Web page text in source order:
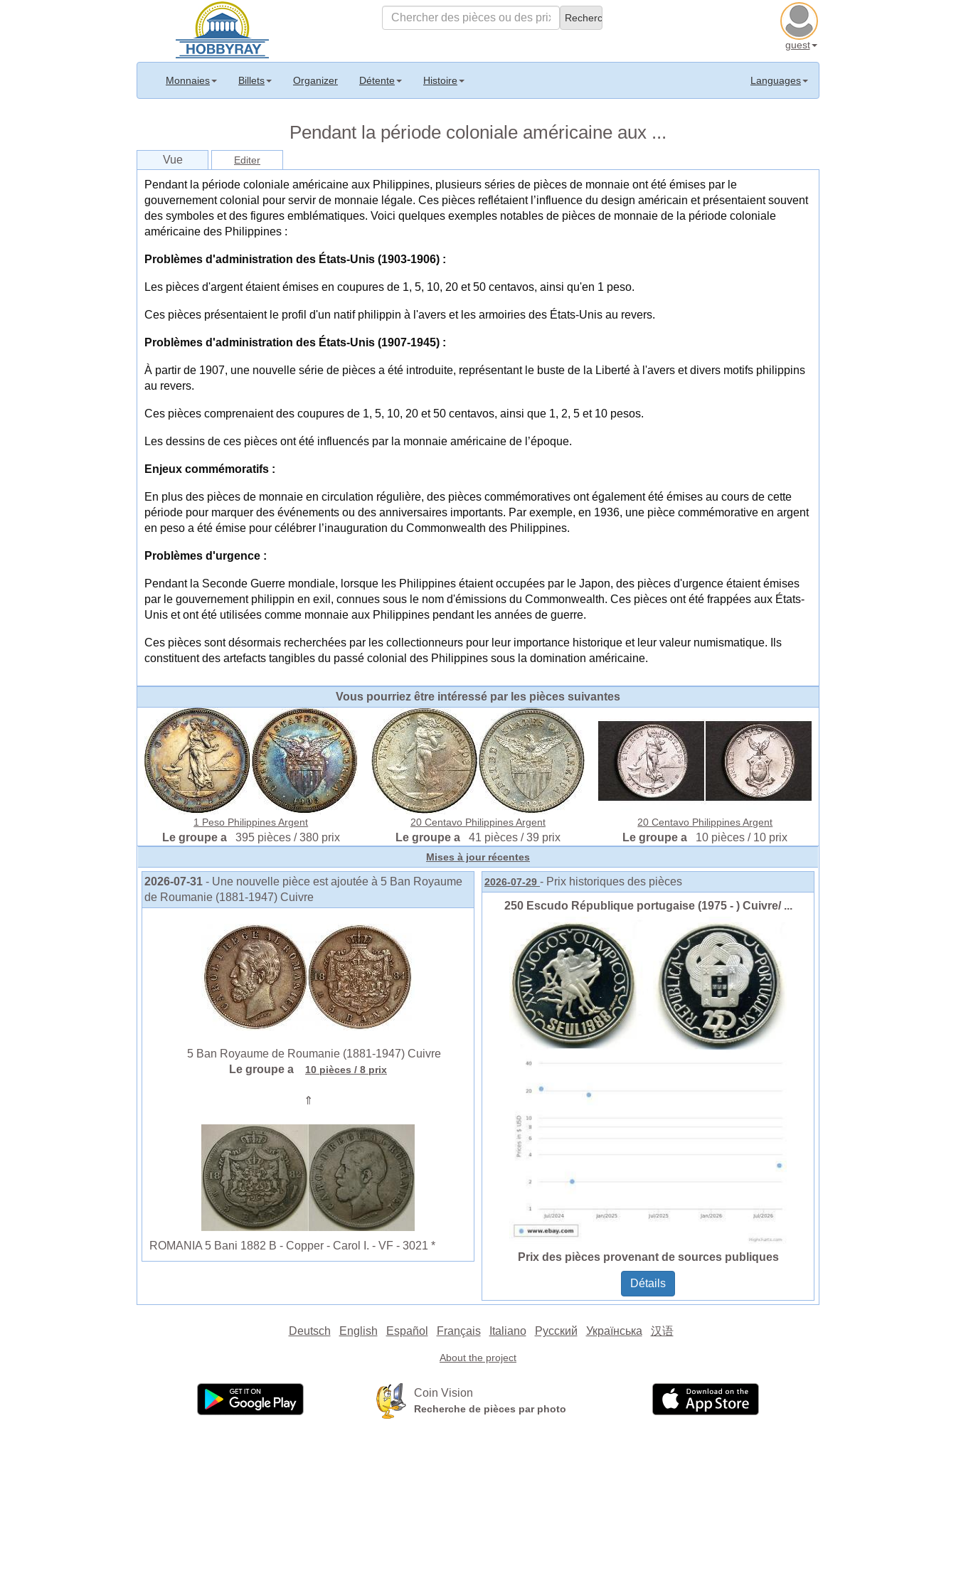
guest
Monnaies Billets Organizer Détente Histoire Languages
Pendant la période coloniale américaine aux ...
Vue Editer
Pendant la période coloniale américaine aux Philippines, plusieurs séries de pièces de monnaie ont été émises par le
gouvernement colonial pour servir de monnaie légale. Ces pièces reflétaient l’influence du design américain et présentaient souvent
des symboles et des figures emblématiques. Voici quelques exemples notables de pièces de monnaie de la période coloniale
américaine des Philippines :
Problèmes d'administration des États-Unis (1903-1906) :
Les pièces d'argent étaient émises en coupures de 1, 5, 10, 20 et 50 centavos, ainsi qu'en 1 peso.
Ces pièces présentaient le profil d'un natif philippin à l'avers et les armoiries des États-Unis au revers.
Problèmes d'administration des États-Unis (1907-1945) :
À partir de 1907, une nouvelle série de pièces a été introduite, représentant le buste de la Liberté à l'avers et divers motifs philippins
au revers.
Ces pièces comprenaient des coupures de 1, 5, 10, 20 et 50 centavos, ainsi que 1, 2, 5 et 10 pesos.
Les dessins de ces pièces ont été influencés par la monnaie américaine de l’époque.
Enjeux commémoratifs :
En plus des pièces de monnaie en circulation régulière, des pièces commémoratives ont également été émises au cours de cette
période pour marquer des événements ou des anniversaires importants. Par exemple, en 1936, une pièce commémorative en argent
en peso a été émise pour célébrer l’inauguration du Commonwealth des Philippines.
Problèmes d'urgence :
Pendant la Seconde Guerre mondiale, lorsque les Philippines étaient occupées par le Japon, des pièces d'urgence étaient émises
par le gouvernement philippin en exil, connues sous le nom d'émissions du Commonwealth. Ces pièces ont été frappées aux États-
Unis et ont été utilisées comme monnaie aux Philippines pendant les années de guerre.
Ces pièces sont désormais recherchées par les collectionneurs pour leur importance historique et leur valeur numismatique. Ils
constituent des artefacts tangibles du passé colonial des Philippines sous la domination américaine.
Vous pourriez être intéressé par les pièces suivantes
1 Peso Philippines Argent
Le groupe a 395 pièces / 380 prix
20 Centavo Philippines Argent
Le groupe a 41 pièces / 39 prix
20 Centavo Philippines Argent
Le groupe a 10 pièces / 10 prix
Mises à jour récentes
2026-07-31 - Une nouvelle pièce est ajoutée à 5 Ban Royaume
de Roumanie (1881-1947) Cuivre
5 Ban Royaume de Roumanie (1881-1947) Cuivre
Le groupe a
10 pièces / 8 prix
⇑
ROMANIA 5 Bani 1882 B - Copper - Carol I. - VF - 3021 *
2026-07-29 - Prix historiques des pièces
250 Escudo République portugaise (1975 - ) Cuivre/ ...
Prix des pièces provenant de sources publiques
Détails
Deutsch English Español Français Italiano Русский Українська 汉语
About the project
Coin Vision
Recherche de pièces par photo